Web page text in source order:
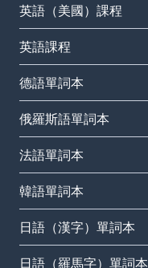
英語（美國）課程
英語課程
德語單詞本
俄羅斯語單詞本
法語單詞本
韓語單詞本
日語（漢字）單詞本
日語（羅馬字）單詞本